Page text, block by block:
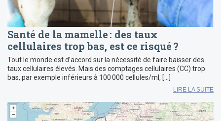
Santé de la mamelle : des taux
cellulaires trop bas, est ce risqué ?
Tout le monde est d’accord sur la nécessité de faire baisser des
taux cellulaires élevés. Mais des comptages cellulaires (CC) trop
bas, par exemple inférieurs à 100 000 cellules/ml, […]
LIRE LA SUITE